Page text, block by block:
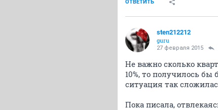
ОТВЕТИТЬ
sten212212
guru
27 февраля 2015
Не важно сколько
10%, то получилось бы
ситуация так
Пока писала,